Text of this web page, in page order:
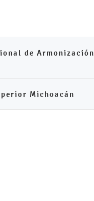
de Armonización
Michoacán